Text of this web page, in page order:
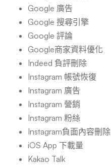
Google 廣告
Google 搜尋引擎
Google 評論
Google商家資料優化
Indeed 負評刪除
Instagram 帳號恢復
Instagram 廣告
Instagram 營銷
Instagram 粉絲
Instagram負面內容刪除
iOS App 下載量
Kakao Talk